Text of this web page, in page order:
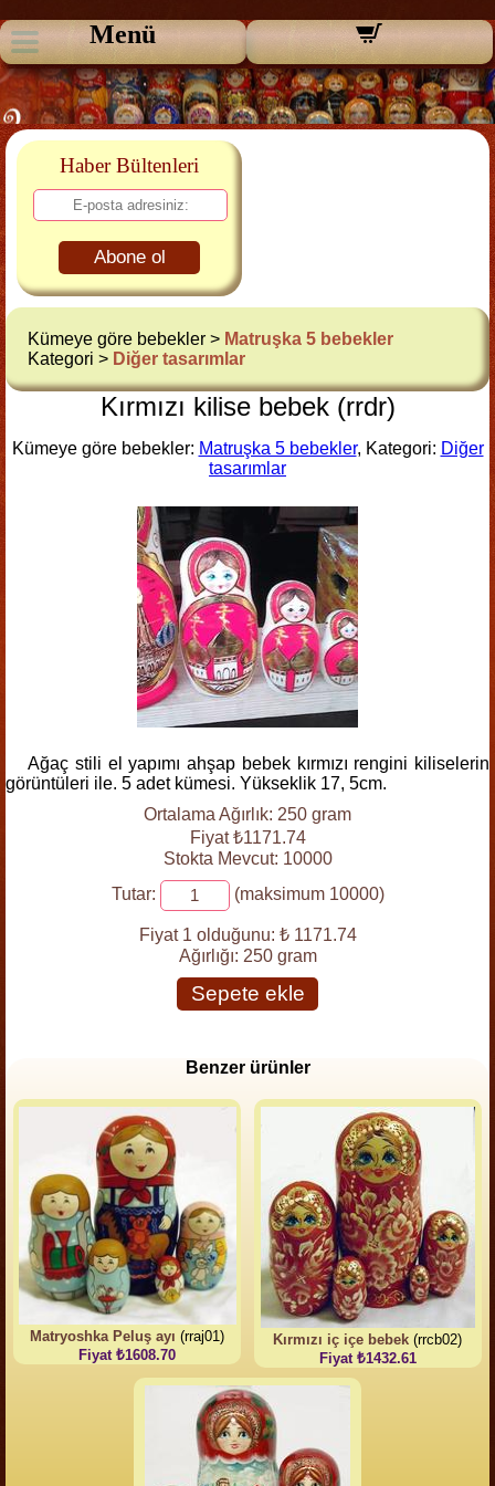
Menü
Haber Bültenleri
Abone ol
Kümeye göre bebekler > Matruşka 5 bebekler
Kategori > Diğer tasarımlar
Kırmızı kilise bebek (rrdr)
Kümeye göre bebekler: Matruşka 5 bebekler, Kategori: Diğer
tasarımlar
Ağaç stili el yapımı ahşap bebek kırmızı rengini kiliselerin
görüntüleri ile. 5 adet kümesi. Yükseklik 17, 5cm.
Ortalama Ağırlık: 250 gram
Fiyat ₺1171.74
Stokta Mevcut: 10000
Tutar:
(maksimum 10000)
Fiyat 1 olduğunu: ₺ 1171.74
Ağırlığı: 250 gram
Sepete ekle
Benzer ürünler
Matryoshka Peluş ayı (rraj01)
Fiyat ₺1608.70
Kırmızı iç içe bebek (rrcb02)
Fiyat ₺1432.61